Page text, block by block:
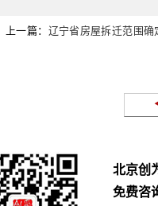
上一篇： 辽宁省房屋拆迁范围确
北京创
免费咨